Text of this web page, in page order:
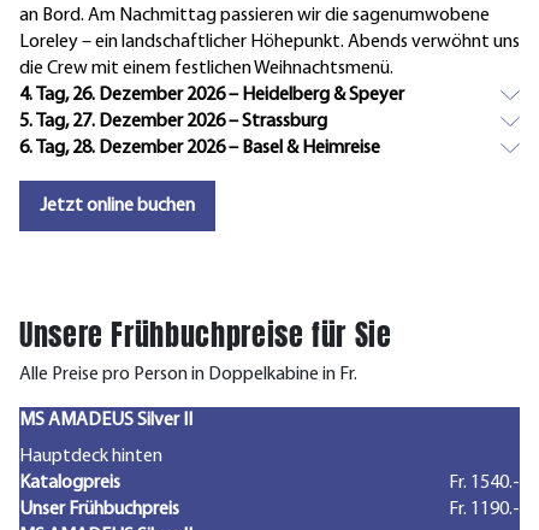
an Bord. Am Nachmittag passieren wir die sagenumwobene
Loreley – ein landschaftlicher Höhepunkt. Abends verwöhnt uns
die Crew mit einem festlichen Weihnachtsmenü.
4. Tag, 26. Dezember 2026 – Heidelberg & Speyer
5. Tag, 27. Dezember 2026 – Strassburg
6. Tag, 28. Dezember 2026 – Basel & Heimreise
Jetzt online buchen
Unsere Frühbuchpreise für Sie
Alle Preise pro Person in Doppelkabine in Fr.
MS AMADEUS Silver II
Hauptdeck hinten
Katalogpreis
Fr. 1540.-
Unser Frühbuchpreis
Fr. 1190.-